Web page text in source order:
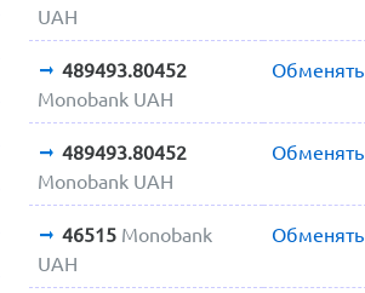
UAH
489493.80452
Monobank UAH
Обменять
489493.80452
Monobank UAH
Обменять
46515 Monobank
UAH
Обменять